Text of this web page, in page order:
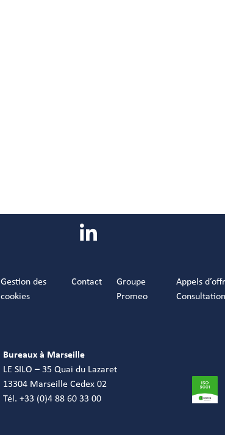
Gestion des
cookies
Contact
Groupe
Promeo
Appels
Bureaux à Marseille
LE SILO – 35 Quai du Lazaret
13304 Marseille Cedex 02
Tél. +33 (0)4 88 60 33 00